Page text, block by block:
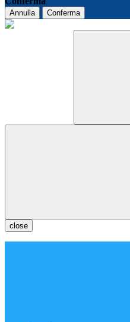
Annulla Conferma
close